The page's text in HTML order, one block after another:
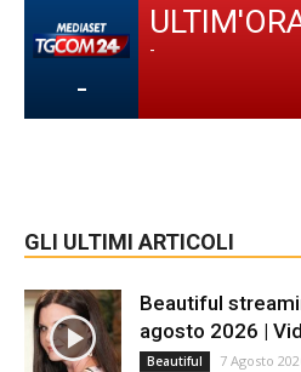
-
-
GLI ULTIMI ARTICOLI
Beautiful
agosto 2026 |
Beautiful 7 Agosto